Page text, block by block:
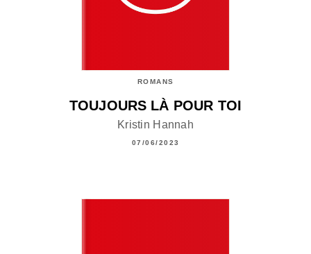
ROMANS
TOUJOURS LÀ POUR TOI
Kristin Hannah
07/06/2023